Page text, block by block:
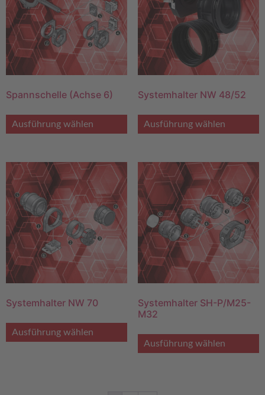
Spannschelle (Achse 6)
Ausführung wählen
Systemhalter NW 48/52
Ausführung wählen
Systemhalter NW 70
Ausführung wählen
Systemhalter SH-P/M25-
M32
Ausführung wählen